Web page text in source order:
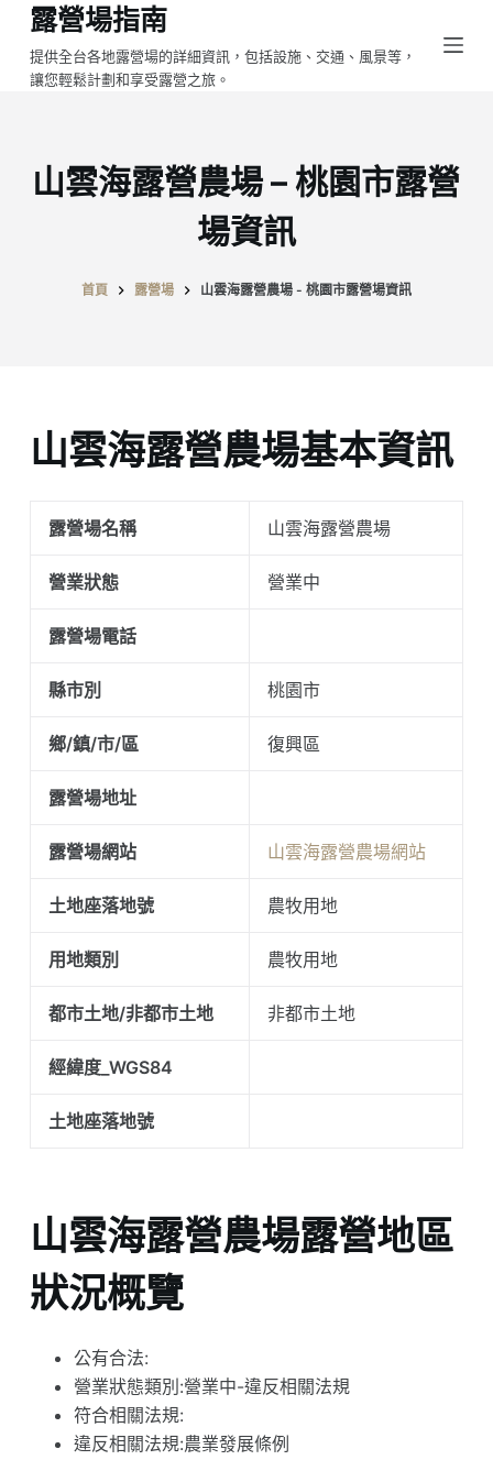
跳
至
主
容
露營場指南
提供全台各地露營場的詳細資訊，包括設施、交通、風景等，
讓您輕鬆計劃和享受露營之旅。
山雲海露營農場 – 桃園市露營
場資訊
首頁 露營場 山雲海露營農場 - 桃園市露營場資訊
山雲海露營農場基本資訊
露營場名稱 山雲海露營農場
營業狀態 營業中
露營場電話
縣市別 桃園市
鄉/鎮/市/區 復興區
露營場地址
露營場網站 山雲海露營農場網站
土地座落地號 農牧用地
用地類別 農牧用地
都市土地/非都市土地 非都市土地
經緯度_WGS84
土地座落地號
山雲海露營農場露營地區
狀況概覽
公有合法:
營業狀態類別:營業中-違反相關法規
符合相關法規:
違反相關法規:農業發展條例